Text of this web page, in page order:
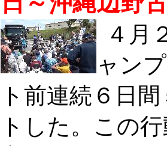
４月
ャン
ト前連続６日
トした。この